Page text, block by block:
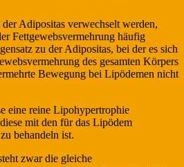
Adipositas verwechselt werden,
Fettgewebsvermehrung häufig
zu der Adipositas, bei der es sich
des gesamten Körpers
Bewegung bei Lipödemen nicht
eine reine Lipohypertrophie
mit den für das Lipödem
behandeln ist.
zwar die gleiche